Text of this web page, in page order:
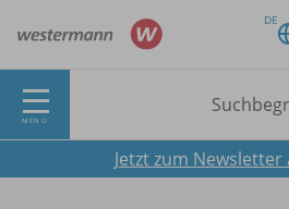
DE
MENÜ
Jetzt zum